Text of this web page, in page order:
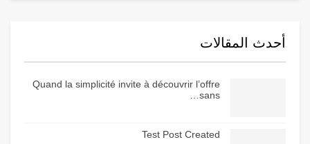
أحدث المقالات
Quand la simplicité invite à découvrir l’offre
sans…
Test Post Created